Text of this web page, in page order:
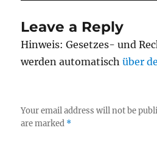
Leave a Reply
Hinweis: Gesetzes- und
werden automatischüber
Your email address will not be
are marked *